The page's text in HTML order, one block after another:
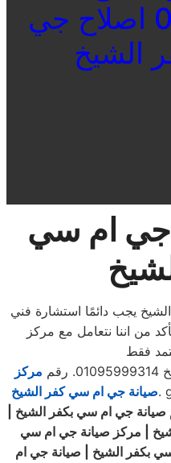
01112124913 اصلاح جي
الشيخ
جي ام سي
يجب دائمًا استشارة فني
من اننا نتعامل مع مركز
فقط
مركز
صيانة جي ام سي كفر الشيخ
جي ام سي بكفر الشيخ |
| مركز صيانة جي ام سي
بكفر الشيخ | صيانة جي ام